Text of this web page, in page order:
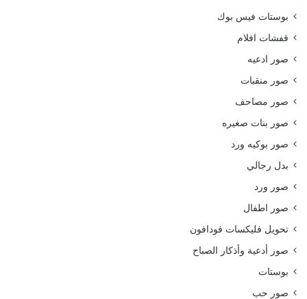
بوستات فيس بوك
قفشات افلام
صور ادعيه
صور منقبات
صور مصاحف
صور بنات صغيره
صور بوكيه ورد
بدل رجالي
صور ورد
صور اطفال
تحويل فليكسات فودافون
صور أدعية وأذكار الصباح
بوستات
صور حب